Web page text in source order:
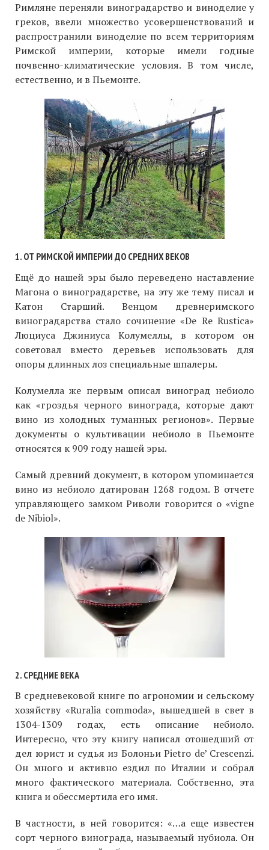
Римляне переняли виноградарство и виноделие у
греков, ввели множество усовершенствований и
распространили виноделие по всем территориям
Римской империи, которые имели годные
почвенно-климатические условия. В том числе,
естественно, и в Пьемонте.
1. ОТ РИМСКОЙ ИМПЕРИИ ДО СРЕДНИХ ВЕКОВ
Ещё до нашей эры было переведено наставление
Магона о виноградарстве, на эту же тему писал и
Катон Старший. Венцом древнеримского
виноградарства стало сочинение «De Re Rustica»
Люциуса Джиниуса Колумеллы, в котором он
советовал вместо деревьев использовать для
опоры длинных лоз специальные шпалеры.
Колумелла же первым описал виноград небиоло
как «гроздья черного винограда, которые дают
вино из холодных туманных регионов». Первые
документы о культивации небиоло в Пьемонте
относятся к 909 году нашей эры.
Самый древний документ, в котором упоминается
вино из небиоло датирован 1268 годом. В отчете
управляющего замком Риволи говорится о «vigne
de Nibiol».
2. СРЕДНИЕ ВЕКА
В средневековой книге по агрономии и сельскому
хозяйству «Ruralia commoda», вышедшей в свет в
1304-1309 годах, есть описание небиоло.
Интересно, что эту книгу написал отошедший от
дел юрист и судья из Болоньи Pietro de’ Crescenzi.
Он много и активно ездил по Италии и собрал
много фактического материала. Собственно, эта
книга и обессмертила его имя.
В частности, в ней говорится: «…а еще известен
сорт черного винограда, называемый нубиола. Он